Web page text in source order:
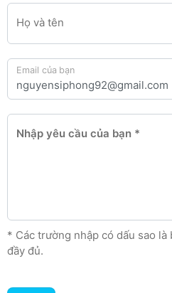
Họ và tên
Email của bạn
Nhập yêu cầu của bạn
* Các trường nhập có dấu sao
đầy đủ.